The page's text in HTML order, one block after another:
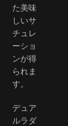
た美味
しいサ
チュレ
ーショ
ンが得
られま
す。
デュア
ルラダ